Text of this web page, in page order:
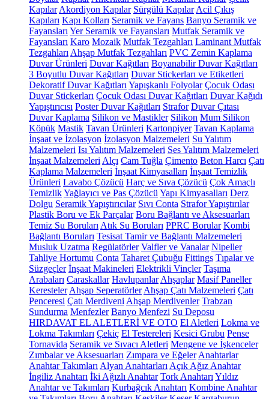
Kapılar Akordiyon Kapılar Sürgülü Kapılar Acil Çıkış
Kapıları Kapı Kolları Seramik ve Fayans Banyo Seramik ve
Fayansları Yer Seramik ve Fayansları Mutfak Seramik ve
Fayansları Karo Mozaik Mutfak Tezgahları Laminant Mutfak
Tezgahları Ahşap Mutfak Tezgahları PVC Zemin Kaplama
Duvar Ürünleri Duvar Kağıtları Boyanabilir Duvar Kağıtları
3 Boyutlu Duvar Kağıtları Duvar Stickerları ve Etiketleri
Dekoratif Duvar Kağıtları Yapışkanlı Folyolar Çocuk Odası
Duvar Stickerları Çocuk Odası Duvar Kağıtları Duvar Kağıdı
Yapıştırıcısı Poster Duvar Kağıtları Strafor Duvar Çıtası
Duvar Kaplama Silikon ve Mastikler Silikon Mum Silikon
Köpük Mastik Tavan Ürünleri Kartonpiyer Tavan Kaplama
İnşaat ve İzolasyon İzolasyon Malzemeleri Su Yalıtım
Malzemeleri Isı Yalıtım Malzemeleri Ses Yalıtım Malzemeleri
İnşaat Malzemeleri Alçı Cam Tuğla Çimento Beton Harcı Çatı
Kaplama Malzemeleri İnşaat Kimyasalları İnşaat Temizlik
Ürünleri Lavabo Çözücü Harç ve Sıva Çözücü Çok Amaçlı
TemizlikYağlayıcı ve Pas Çözücü Yapı Kimyasalları Derz
Dolgu Seramik Yapıştırıcılar Sıvı Conta Strafor Yapıştırılar
Plastik Boru ve Ek Parçalar Boru Bağlantı ve Aksesuarları
Temiz Su Boruları Atık Su Boruları PPRC Borular Kombi
Bağlantı Boruları Tesisat Tamir ve Bağlantı Malzemeleri
Musluk Uzatma Regülatörler Valfler ve Vanalar Nipeller
Tahliye Hortumu Conta Taharet Çubuğu Fittings Tıpalar ve
Süzgeçler İnşaat Makineleri Elektrikli Vinçler Taşıma
Arabaları Caraskallar Havlupanlar Ahşaplar Masif Paneller
Keresteler Ahşap Seperatörler Ahşap Çatı Malzemeleri Çatı
Penceresi Çatı Merdiveni Ahşap Merdivenler Trabzan
Sundurma Menfezler Banyo Menfezi Su Deposu
HIRDAVAT EL ALETLERİ VE OTO El Aletleri Lokma ve
Lokma Takımları Çekiç El Testereleri Kesici Grubu Pense
Tornavida Seramik ve Sıvacı Aletleri Mengene ve İşkenceler
Zımbalar ve Aksesuarları Zımpara ve Eğeler Anahtarlar
Anahtar Takımları Alyan Anahtarları Açık Ağız Anahtar
İngiliz Anahtarı İki Ağızlı Anahtar Tork Anahtarı Yıldız
Anahtar ve Takımları Kurbağcık Anahtarı Kombine Anahtar